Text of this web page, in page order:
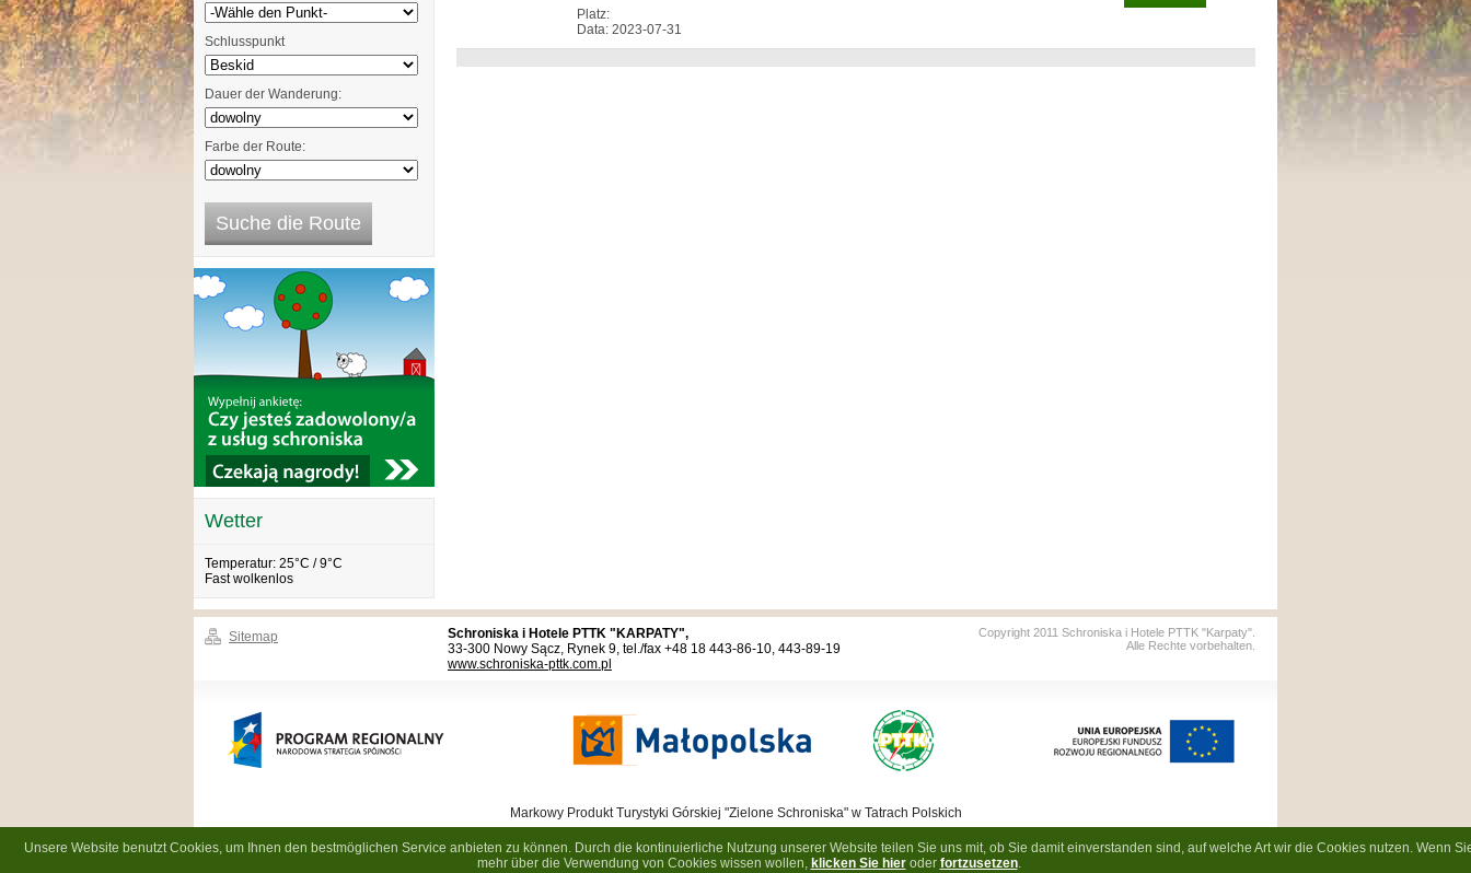
Unsere Website benutzt Cookies, um Ihnen den bestmöglichen Service anbieten zu können. Durch die kontinuierliche Nutzung unserer Website teilen Sie uns mit, ob Sie damit einverstanden sind, auf welche Art wir die Cookies nutzen. Wenn
mehr über die Verwendung von Cookies wissen wollen, klicken Sie hieroder fortzusetzen.
Schlusspunkt
Dauer der Wanderung:
Farbe der Route:
Wetter
Temperatur: 25°C / 9°C
Fast wolkenlos
Platz:
Data: 2023-07-31
Sitemap
Schroniska i Hotele PTTK "KARPATY",
33-300 Nowy Sącz, Rynek 9, tel./fax +48 18 443-86-10, 443-89-19
www.schroniska-pttk.com.pl
Copyright 2011 Schroniska i Hotele PTTK "Karpaty".
Alle Rechte vorbehalten.
Markowy Produkt Turystyki Górskiej "Zielone Schroniska" w Tatrach Polskich
Projekty współfinansowane przez Unię Europejską w ramach Małopolskiego Regionalnego Programu Operacyjnego na lata 2007-2013